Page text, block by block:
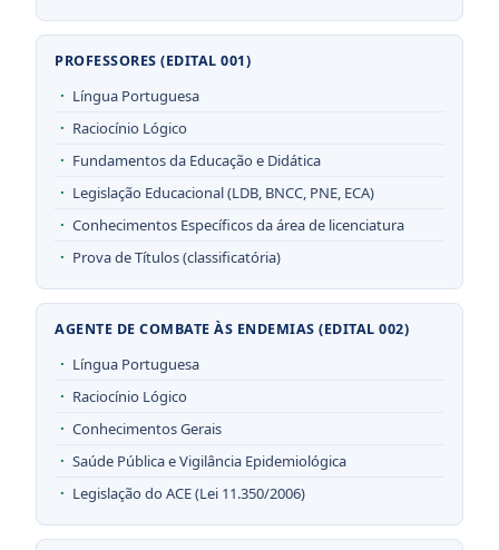
PROFESSORES (EDITAL 001)
Língua Portuguesa
Raciocínio Lógico
Fundamentos da Educação e Didática
Legislação Educacional (LDB, BNCC, PNE, ECA)
Conhecimentos Específicos da área de licenciatura
Prova de Títulos (classificatória)
AGENTE DE COMBATE ÀS ENDEMIAS (EDITAL 002)
Língua Portuguesa
Raciocínio Lógico
Conhecimentos Gerais
Saúde Pública e Vigilância Epidemiológica
Legislação do ACE (Lei 11.350/2006)